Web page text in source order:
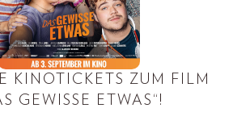
KINOTICKETS ZUM FILM
GEWISSE ETWAS“!